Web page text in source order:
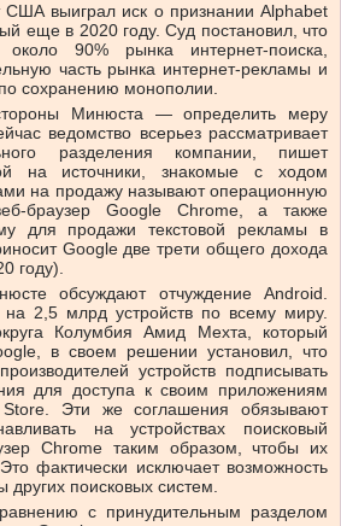
выиграл иск о признании Alphabet
еще в 2020 году. Суд постановил, что
около 90% рынка интернет-поиска,
часть рынка интернет-рекламы и
сохранению монополии.
Минюста — определить меру
ведомство всерьез рассматривает
разделения компании, пишет
на источники, знакомые с ходом
на продажу называют операционную
браузер Google Chrome, а также
для продажи текстовой рекламы в
Google две трети общего дохода
году).
обсуждают отчуждение Android.
на 2,5 млрд устройств по всему миру.
Колумбия Амид Мехта, который
в своем решении установил, что
устройств подписывать
для доступа к своим приложениям
Эти же соглашения обязывают
на устройствах поисковый
Chrome таким образом, чтобы их
фактически исключает возможность
других поисковых систем.
с принудительным разделом